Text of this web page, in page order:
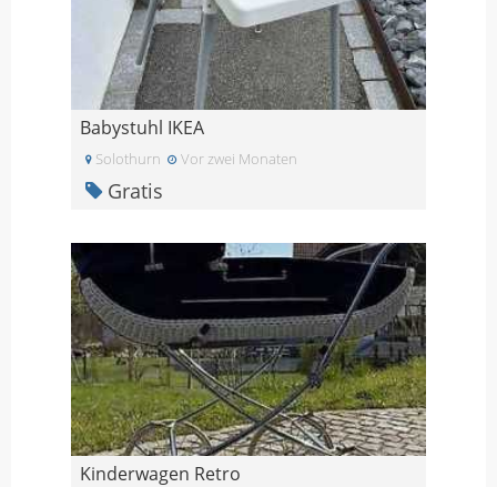
Babystuhl IKEA
Solothurn Vor zwei Monaten
Gratis
Kinderwagen Retro